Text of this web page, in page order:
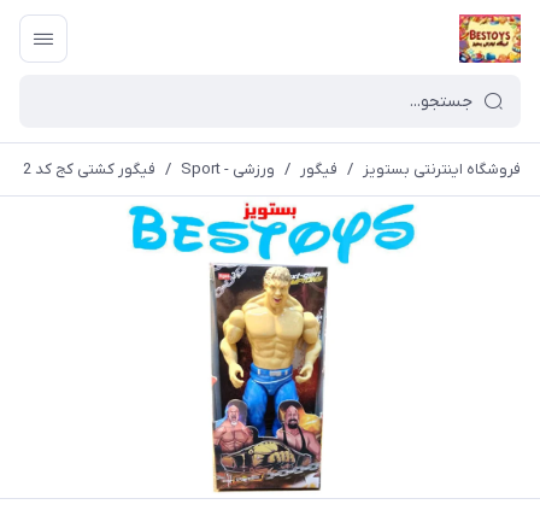
فروشگاه اینترنتی بستویز / فیگور / ورزشی - Sport / فیگور کشتی کج کد 2